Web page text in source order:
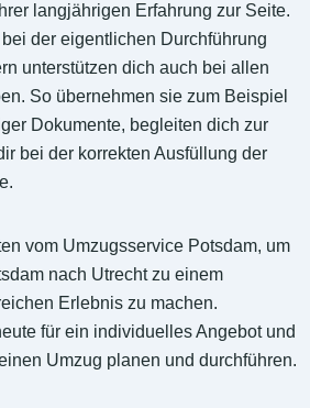
langjährigen Erfahrung zur Seite.
der eigentlichen Durchführung
unterstützen dich auch bei allen
So übernehmen sie zum Beispiel
Dokumente, begleiten dich zur
bei der korrekten Ausfüllung der
vom Umzugsservice Potsdam, um
nach Utrecht zu einem
Erlebnis zu machen.
für ein individuelles Angebot und
Umzug planen und durchführen.